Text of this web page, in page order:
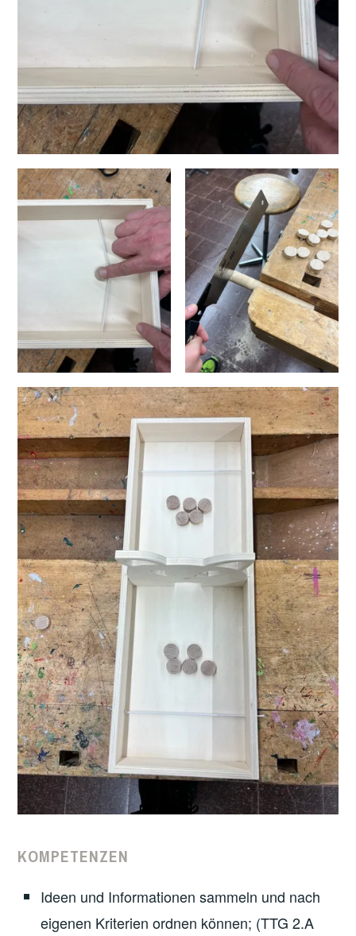
KOMPETENZEN
Ideen und Informationen sammeln und nach
eigenen Kriterien ordnen können; (TTG 2.A